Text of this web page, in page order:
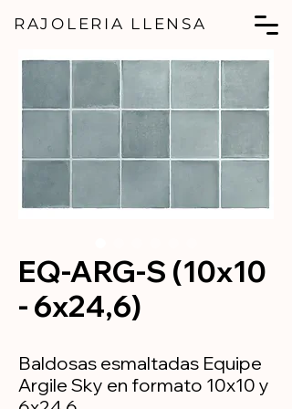
RAJOLERIA LLENSA
EQ-ARG-S (10x10
- 6x24,6)
Baldosas esmaltadas Equipe
Argile Sky en formato 10x10 y